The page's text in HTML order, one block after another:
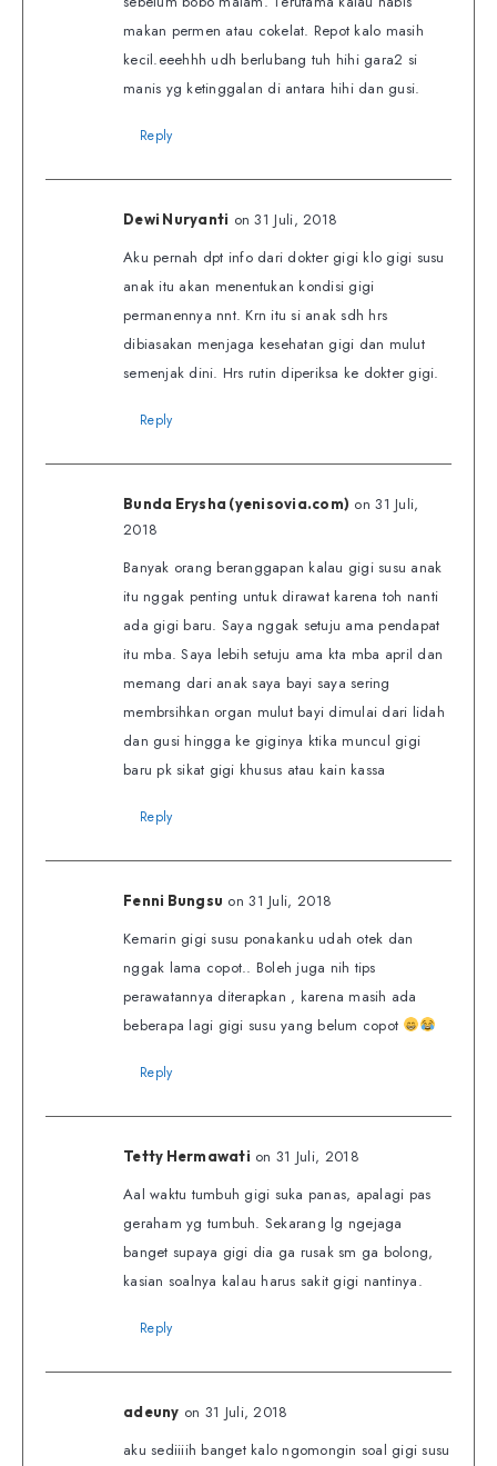
makan permen atau cokelat. Repot kalo masih
kecil.eeehhh udh berlubang tuh hihi gara2 si
manis yg ketinggalan di antara hihi dan gusi.
Reply
Dewi Nuryanti on 31 Juli, 2018
Aku pernah dpt info dari dokter gigi klo gigi susu
anak itu akan menentukan kondisi gigi
permanennya nnt. Krn itu si anak sdh hrs
dibiasakan menjaga kesehatan gigi dan mulut
semenjak dini. Hrs rutin diperiksa ke dokter gigi.
Reply
Bunda Erysha (yenisovia.com) on 31 Juli,
2018
Banyak orang beranggapan kalau gigi susu anak
itu nggak penting untuk dirawat karena toh nanti
ada gigi baru. Saya nggak setuju ama pendapat
itu mba. Saya lebih setuju ama kta mba april dan
memang dari anak saya bayi saya sering
membrsihkan organ mulut bayi dimulai dari lidah
dan gusi hingga ke giginya ktika muncul gigi
baru pk sikat gigi khusus atau kain kassa
Reply
Fenni Bungsu on 31 Juli, 2018
Kemarin gigi susu ponakanku udah otek dan
nggak lama copot.. Boleh juga nih tips
perawatannya diterapkan , karena masih ada
beberapa lagi gigi susu yang belum copot
Reply
Tetty Hermawati on 31 Juli, 2018
Aal waktu tumbuh gigi suka panas, apalagi pas
geraham yg tumbuh. Sekarang lg ngejaga
banget supaya gigi dia ga rusak sm ga bolong,
kasian soalnya kalau harus sakit gigi nantinya.
Reply
adeuny on 31 Juli, 2018
aku sediiiih banget kalo ngomongin soal gigi susu